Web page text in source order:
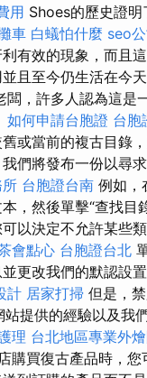
用 Shoes的歷史證明
車 白蟻怕什麼 seo
有效的現象，而且
且至今仍生活在今天
，許多人認為這是
如何申請台胞證 台胞
或當前的複古目錄
們將發布一份以尋求
台胞證台南 例如，
，然後單擊“查找目
以決定不允許某些
會點心 台胞證台北
更改我們的默認設置
計 居家打掃 但是，
提供的經驗以及我
理 台北地區專業外
購買復古產品時，您